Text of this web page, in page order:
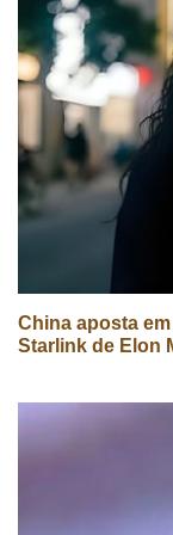
China aposta
Starlink de Elon